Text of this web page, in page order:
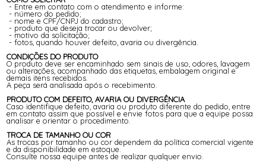
- Entre em contato com o atendimento e informe:
- número do pedido;
- nome e CPF/CNPJ do cadastro;
- produto que deseja trocar ou devolver;
- motivo da solicitação;
- fotos, quando houver defeito, avaria ou divergência.
CONDIÇÕES DO PRODUTO
O produto deve ser encaminhado sem sinais de uso, odores, lavagem
ou alterações, acompanhado das etiquetas, embalagem original e
demais itens recebidos.
A peça será analisada após o recebimento.
PRODUTO COM DEFEITO, AVARIA OU DIVERGÊNCIA
Caso identifique defeito, avaria ou produto diferente do pedido, entre
em contato assim que possível e envie fotos para que a equipe possa
analisar e orientar o procedimento.
TROCA DE TAMANHO OU COR
As trocas por tamanho ou cor dependem da política comercial vigente
e da disponibilidade em estoque.
Consulte nossa equipe antes de realizar qualquer envio.